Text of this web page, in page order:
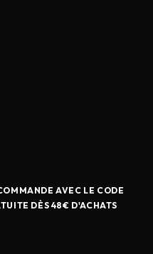
AVEC LE CODE
DÈS 48€ D'ACHATS